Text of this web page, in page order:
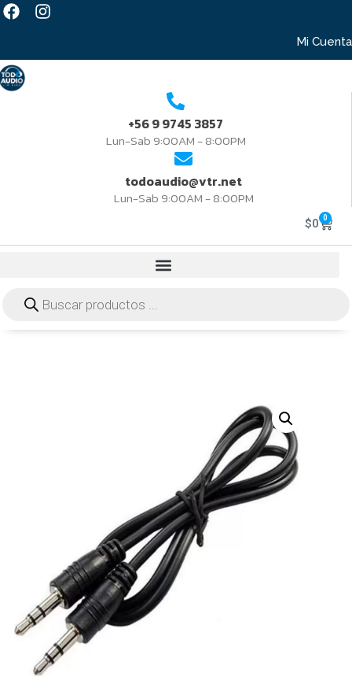
Mi Cuenta
+56 9 9745 3857
Lun-Sab 9:00AM - 8:00PM
todoaudio@vtr.net
Lun-Sab 9:00AM - 8:00PM
$0 0